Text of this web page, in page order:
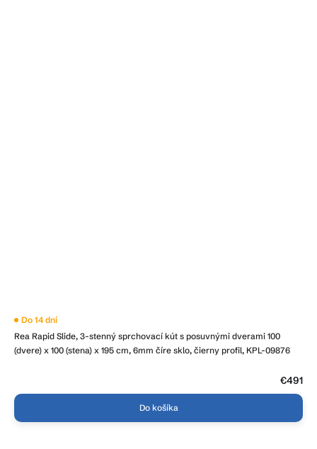
Rea Rapid Slide, 3-stenný sprchovací kút s posuvnými dverami 100
(dvere) x 100 (stena) x 195 cm, 6mm číre sklo, čierny profil, KPL-09876
Do 14 dní
€491
Do košíka